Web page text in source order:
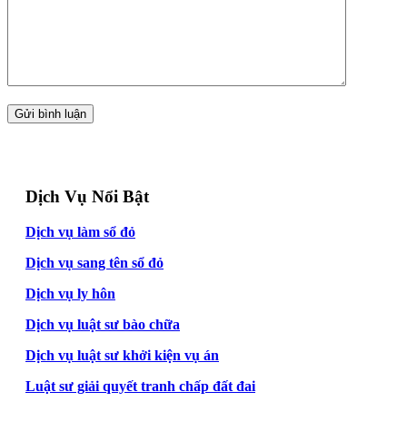
Dịch Vụ Nổi Bật
Dịch vụ làm sổ đỏ
Dịch vụ sang tên sổ đỏ
Dịch vụ ly hôn
Dịch vụ luật sư bào chữa
Dịch vụ luật sư khởi kiện vụ án
Luật sư giải quyết tranh chấp đất đai